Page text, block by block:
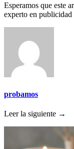
Esperamos que este
experto en
probamos
Leer la siguiente →